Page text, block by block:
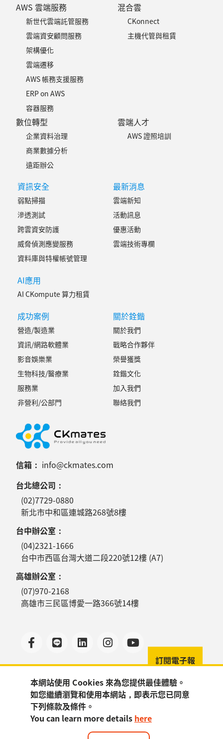
本網站使用 Cookies 來為您提供最佳體驗。
如您繼續瀏覽和使用本網站，即表示您已同意
下列條款及條件。
You can learn more details here
AWS 雲端服務
新世代雲端託管服務
雲端資安顧問服務
架構優化
雲端遷移
AWS 帳務支援服務
ERP on AWS
容器服務
混合雲
CKonnect
主機代管與租賃
數位轉型
企業資料治理
商業數據分析
遠距辦公
雲端人才
AWS 證照培訓
資訊安全
弱點掃描
滲透測試
跨雲資安防護
威脅偵測應變服務
資料庫與特權帳號管理
最新消息
雲端新知
活動訊息
優惠活動
雲端技術專欄
AI應用
AI CKompute 算力租賃
成功案例
營造/製造業
資訊/網路軟體業
影音娛樂業
生物科技/醫療業
服務業
非營利/公部門
關於銓鍇
關於我們
戰略合作夥伴
榮譽獲獎
銓鍇文化
加入我們
聯絡我們
信箱： info@ckmates.com
台北總公司：
(02)7729-0880
新北市中和區連城路268號8樓
台中辦公室：
(04)2321-1666
台中市西區台灣大道二段220號12樓 (A7)
高雄辦公室：
(07)970-2168
高雄市三民區博愛一路366號14樓
訂閱電子報
© 2022 CKmates 營業規章 | 隱私權政策